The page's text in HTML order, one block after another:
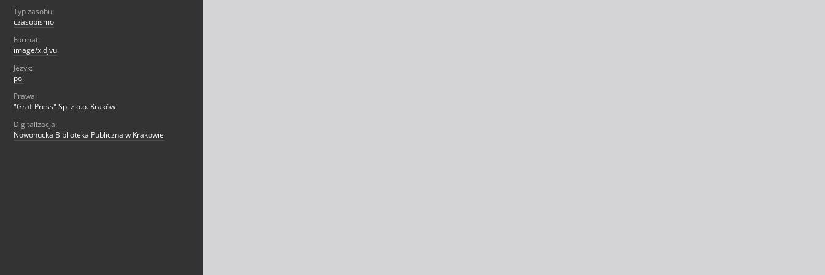
Typ zasobu:
czasopismo
Format:
image/x.djvu
Język:
pol
Prawa:
"Graf-Press" Sp. z o.o. Kraków
Digitalizacja:
Nowohucka Biblioteka Publiczna w Krakowie